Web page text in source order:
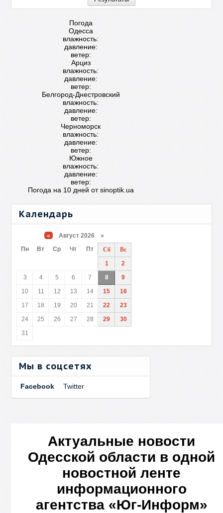
Погода
Одесса
влажность:
давление:
ветер:
Арциз
влажность:
давление:
ветер:
Белгород-Днестровский
влажность:
давление:
ветер:
Черноморск
влажность:
давление:
ветер:
Южное
влажность:
давление:
ветер:
Погода на 10 дней отsinoptik.ua
Календарь
« Август 2026 »
Пн
Вт Ср Чт Пт Сб
Вс
1
2
3
4 5 6 7 8
9
10
11 12 13 14 15
16
17
18 19 20 21 22
23
24
25 26 27 28 29
30
31
Мы в соцсетях
Facebook Twitter
Актуальные новости
Одесской области в одной
новостной ленте
информационного
агентства «Юг-Информ»